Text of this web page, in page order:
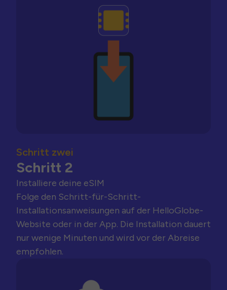
Schritt zwei
Schritt 2
Installiere deine eSIM
Folge den Schritt-für-Schritt-
Installationsanweisungen auf der HelloGlobe-
Website oder in der App. Die Installation dauert
nur wenige Minuten und wird vor der Abreise
empfohlen.